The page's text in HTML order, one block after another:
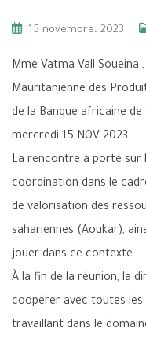
15 novembre، 2023
Mme Vatma Vall
Mauritanienne des
de la Banque africaine
mercredi 15 NOV 2023.
La rencontre a porté sur
coordination dans le
de valorisation des
sahariennes (Aoukar),
jouer dans ce contexte.
À la fin de la réunion, la
coopérer avec toutes
travaillant dans le